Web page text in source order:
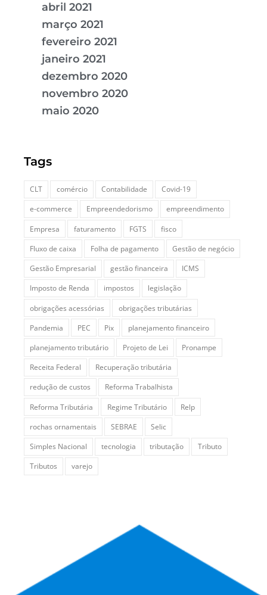
abril 2021
março 2021
fevereiro 2021
janeiro 2021
dezembro 2020
novembro 2020
maio 2020
Tags
CLT comércio Contabilidade
Covid-19
e-commerce
Empreendedorismo
empreendimento
Empresa
faturamento FGTS
fisco
Fluxo de caixa
Folha de pagamento
Gestão de negócio
Gestão Empresarial
gestão financeira
ICMS
Imposto de Renda
impostos
legislação
obrigações acessórias
obrigações tributárias
Pandemia
PEC Pix
planejamento financeiro
planejamento tributário
Projeto de Lei
Pronampe
Receita Federal
Recuperação tributária
redução de custos
Reforma Trabalhista
Reforma Tributária
Regime Tributário
Relp
rochas ornamentais
SEBRAE
Selic
Simples Nacional
tecnologia tributação
Tributo
Tributos
varejo